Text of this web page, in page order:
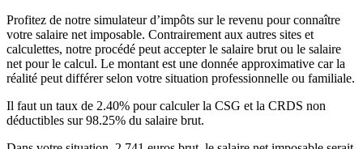
Profitez de notre simulateur d’impôts sur le revenu pour connaître
votre salaire net imposable. Contrairement aux autres sites et
calculettes, notre procédé peut accepter le salaire brut ou le salaire
net pour le calcul. Le montant est une donnée approximative car la
réalité peut différer selon votre situation professionnelle ou familiale.
Il faut un taux de 2.40% pour calculer la CSG et la CRDS non
déductibles sur 98.25% du salaire brut.